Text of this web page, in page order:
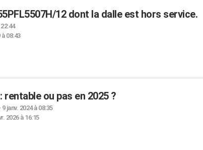
12 dont la dalle est hors service.
à 08:43
rentable ou pas en 2025 ?
9 janv. 2024 à 08:35
2026 à 16:15